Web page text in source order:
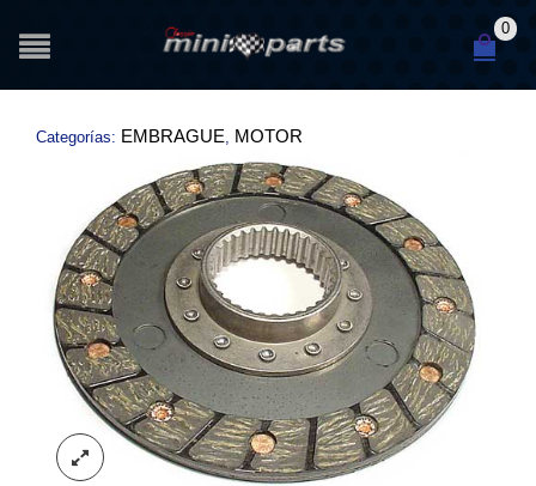
0
Categorías: EMBRAGUE MOTOR